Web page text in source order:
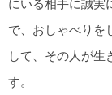
にいる相手に誠実
で、おしゃべりを
して、その人が生
す。